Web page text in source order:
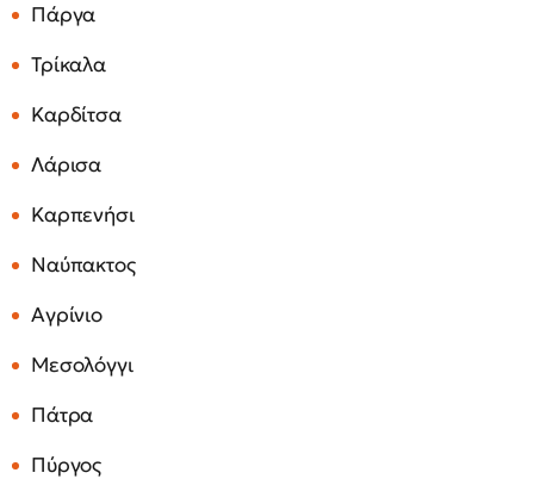
Πάργα
Τρίκαλα
Καρδίτσα
Λάρισα
Καρπενήσι
Ναύπακτος
Αγρίνιο
Μεσολόγγι
Πάτρα
Πύργος